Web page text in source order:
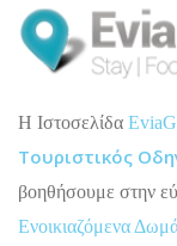
H Ιστοσελίδα
Τουριστικός
βοηθήσουμε στην
Ενοικιαζόμενα